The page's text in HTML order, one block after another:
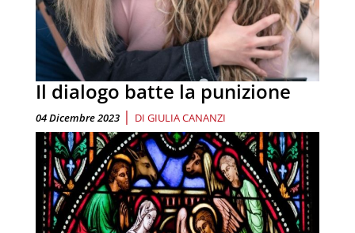
Il dialogo batte la punizione
04 Dicembre 2023 | DI GIULIA CANANZI